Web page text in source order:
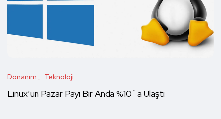
Donanım Teknoloji
Linux’un Pazar Payı Bir Anda %10`a Ulaştı